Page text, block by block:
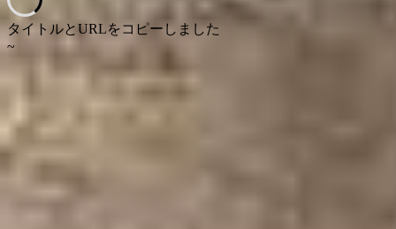
タイトルとURLをコピーしました
~